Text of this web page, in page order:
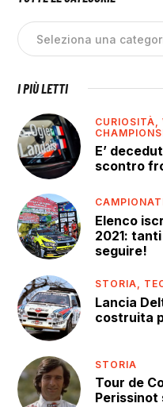
I PIÙ LETTI
CURIOSITÀ,
E’
scontro
Elenco
2021:
seguire!
STORIA,
Lancia
costruita
STORIA
Tour de
Perissinot